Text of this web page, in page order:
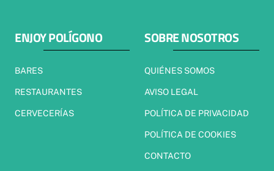
ENJOY POLÍGONO
BARES
RESTAURANTES
CERVECERÍAS
SOBRE NOSOTROS
QUIÉNES SOMOS
AVISO LEGAL
POLÍTICA DE PRIVACIDAD
POLÍTICA DE COOKIES
CONTACTO